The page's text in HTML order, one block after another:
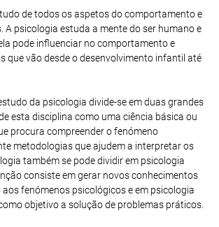
de todos os aspetos do comportamento e
A psicologia estuda a mente do ser humano e
pode influenciar no comportamento e
que vão desde o desenvolvimento infantil até
da psicologia divide-se em duas grandes
esta disciplina como uma ciência básica ou
procura compreender o fenómeno
metodologias que ajudem a interpretar os
também se pode dividir em psicologia
consiste em gerar novos conhecimentos
aos fenómenos psicológicos e em psicologia
objetivo a solução de problemas práticos.